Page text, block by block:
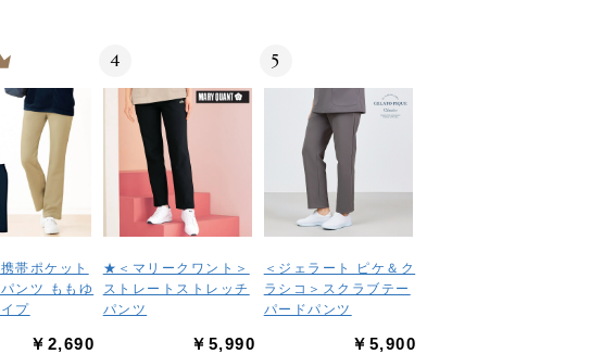
帯ポケット
ンツ ももゆ
プ
￥2,690
4
★＜マリークワント＞
ストレートストレッチ
パンツ
￥5,990
5
＜ジェラート ピケ＆ク
ラシコ＞スクラブテー
パードパンツ
￥5,900